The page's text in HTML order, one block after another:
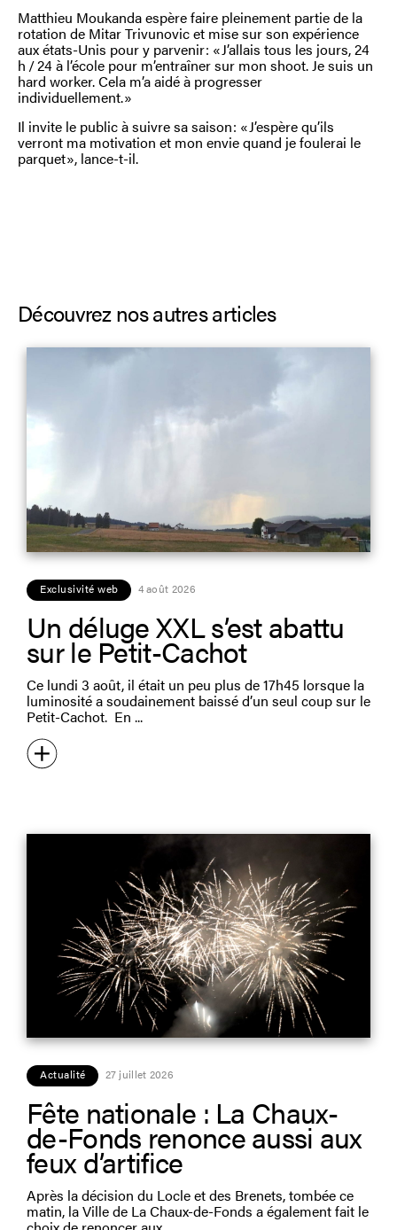
Matthieu Moukanda espère faire pleinement partie de la
rotation de Mitar Trivunovic et mise sur son expérience
aux états-Unis pour y parvenir : « J’allais tous les jours, 24
h / 24 à l’école pour m’entraîner sur mon shoot. Je suis un
hard worker. Cela m’a aidé à progresser
individuellement. »
Il invite le public à suivre sa saison : « J’espère qu’ils
verront ma motivation et mon envie quand je foulerai le
parquet », lance-t-il.
Découvrez nos autres articles
Exclusivité web 4 août 2026
Un déluge XXL s’est abattu
sur le Petit-Cachot
Ce lundi 3 août, il était un peu plus de 17h45 lorsque la
luminosité a soudainement baissé d’un seul coup sur le
Petit-Cachot. En
Actualité 27 juillet 2026
Fête nationale : La Chaux-
de-Fonds renonce aussi aux
feux d’artifice
Après la décision du Locle et des Brenets, tombée ce
matin, la Ville de La Chaux-de-Fonds a également fait le